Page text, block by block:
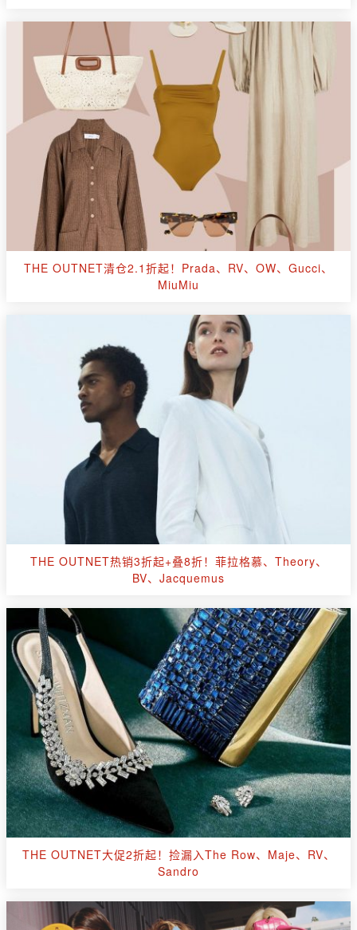
THE OUTNET清仓2.1折起！Prada、RV、OW、Gucci、
MiuMiu
THE OUTNET热销3折起+叠8折！菲拉格慕、Theory、
BV、Jacquemus
THE OUTNET大促2折起！捡漏入The Row、Maje、RV、
Sandro